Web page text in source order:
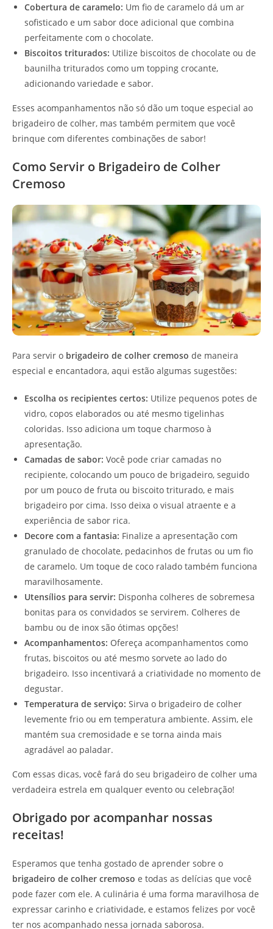
Cobertura de caramelo: Um fio de caramelo dá um ar
sofisticado e um sabor doce adicional que combina
perfeitamente com o chocolate.
Biscoitos triturados: Utilize biscoitos de chocolate ou de
baunilha triturados como um topping crocante,
adicionando variedade e sabor.
Esses acompanhamentos não só dão um toque especial ao
brigadeiro de colher, mas também permitem que você
brinque com diferentes combinações de sabor!
Como Servir o Brigadeiro de Colher
Cremoso
Para servir o brigadeiro de colher cremoso de maneira
especial e encantadora, aqui estão algumas sugestões:
Escolha os recipientes certos: Utilize pequenos potes de
vidro, copos elaborados ou até mesmo tigelinhas
coloridas. Isso adiciona um toque charmoso à
apresentação.
Camadas de sabor: Você pode criar camadas no
recipiente, colocando um pouco de brigadeiro, seguido
por um pouco de fruta ou biscoito triturado, e mais
brigadeiro por cima. Isso deixa o visual atraente e a
experiência de sabor rica.
Decore com a fantasia: Finalize a apresentação com
granulado de chocolate, pedacinhos de frutas ou um fio
de caramelo. Um toque de coco ralado também funciona
maravilhosamente.
Utensílios para servir: Disponha colheres de sobremesa
bonitas para os convidados se servirem. Colheres de
bambu ou de inox são ótimas opções!
Acompanhamentos: Ofereça acompanhamentos como
frutas, biscoitos ou até mesmo sorvete ao lado do
brigadeiro. Isso incentivará a criatividade no momento de
degustar.
Temperatura de serviço: Sirva o brigadeiro de colher
levemente frio ou em temperatura ambiente. Assim, ele
mantém sua cremosidade e se torna ainda mais
agradável ao paladar.
Com essas dicas, você fará do seu brigadeiro de colher uma
verdadeira estrela em qualquer evento ou celebração!
Obrigado por acompanhar nossas
receitas!
Esperamos que tenha gostado de aprender sobre o
brigadeiro de colher cremoso e todas as delícias que você
pode fazer com ele. A culinária é uma forma maravilhosa de
expressar carinho e criatividade, e estamos felizes por você
ter nos acompanhado nessa jornada saborosa.